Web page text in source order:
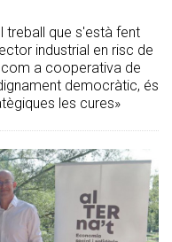
treball que s'està fent
industrial en risc de
a cooperativa de
democràtic, és
les cures»